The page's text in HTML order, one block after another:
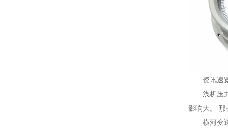
资讯速
浅析压
影响大。
横河变